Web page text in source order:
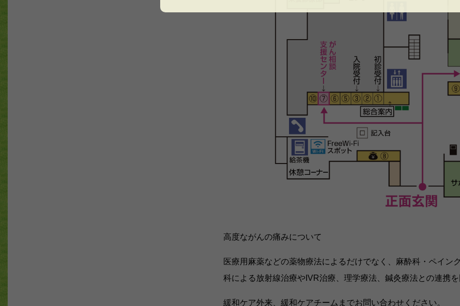
高度ながんの痛みについて
医療用麻薬などの薬物療法によるだけでなく、麻酔科・ペイン
科による放射線治療やIVR治療、理学療法、鍼灸療法との連携
緩和ケア外来、緩和ケアチームまでお問い合わせください。